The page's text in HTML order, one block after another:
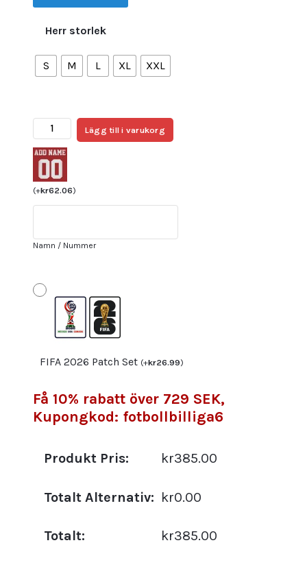
Herr storlek
S M L XL XXL
Billiga
Fotbollströjor
Portugal
Bortatröja
VM
2022
Kortärmad
HORTA
mängd
Lägg till i varukorg
(+kr62.06)
Namn / Nummer
FIFA 2026 Patch Set (+kr26.99)
Få 10% rabatt över 729 SEK,
Kupongkod: fotbollbilliga6
Produkt Pris: kr385.00
Totalt Alternativ: kr0.00
Totalt: kr385.00